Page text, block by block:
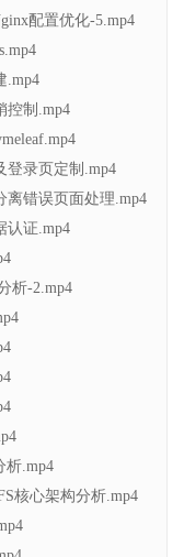
配置优化-5.mp4
.mp4
控制.mp4
登录页定制.mp4
离错误页面处理.mp4
认证.mp4
析-2.mp4
析.mp4
核心架构分析.mp4